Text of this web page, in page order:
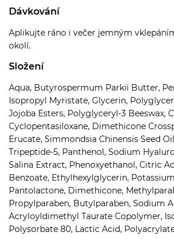
Dávkování
Aplikujte ráno i večer jemným
okolí.
Složení
Aqua, Butyrospermum Parkii Butter,
Isopropyl Myristate, Glycerin,
Jojoba Esters, Polyglyceryl-3 Beeswax,
Cyclopentasiloxane, Dimethicone
Erucate, Simmondsia Chinensis Seed
Tripeptide-5, Panthenol, Sodium
Salina Extract, Phenoxyethanol, Citric
Benzoate, Ethylhexylglycerin,
Pantolactone, Dimethicone,
Propylparaben, Butylparaben, Sodium
Acryloyldimethyl Taurate Copolymer,
Polysorbate 80, Lactic Acid,